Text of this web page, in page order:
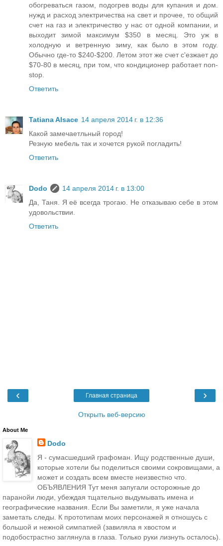
обогреваться газом, подогрев воды для купания и дом.
нужд и расход электричества на свет и прочее, то общий
счет на газ и электричество у нас от одной компании, и
выходит зимой максимум $350 в месяц. Это уж в
холодную и ветренную зиму, как было в этом году.
Обычно где-то $240-$200. Летом этот же счет с'езжает до
$70-80 в месяц, при том, что кондиционер работает non-
stop.
Ответить
Tatiana Alsace 14 апреля 2014 г. в 12:36
Какой замечаетльный город!
Резную мебель так и хочется рукой погладить!
Ответить
Dodo
14 апреля 2014 г. в 13:00
Да, Таня. Я её всегда трогаю. Не отказываю себе в этом
удовольствии.
Ответить
‹ ›
Главная страница
Открыть веб-версию
About Me
Dodo
Я - сумасшедший графоман. Ищу родственные души,
которые хотели бы поделиться своими сокровищами, а
может и создать всем вместе неизвестно что.
ОБЪЯВЛЕНИЯ Тут меня запугали осторожные до
паранойи люди, убеждая тщательно выдумывать имена и
географические названия. Если Вы заметили, я уже начала
заметать следы. К прототипам моих персонажей я отношусь с
большой и нежной симпатией (завиляла я хвостом и
подобострастно заглянула в глаза. Только руки лизнуть осталось).